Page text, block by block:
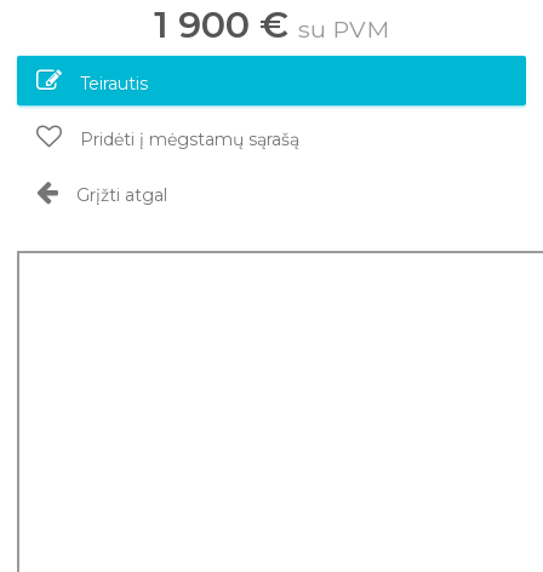
1 900 € su PVM
Teirautis
Pridėti į mėgstamų sąrašą
Grįžti atgal